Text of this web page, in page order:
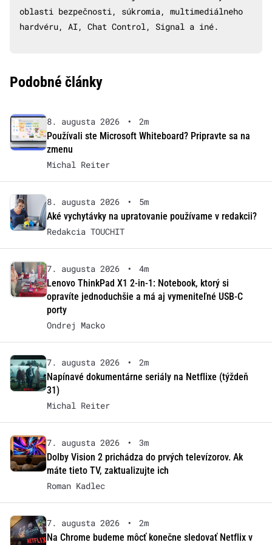
oblasti bezpečnosti, súkromia, multimediálneho
hardvéru, AI, Chat Control, Signal a iné.
Podobné články
8. augusta 2026 •
2m
Používali ste Microsoft Whiteboard? Pripravte sa na
zmenu
Michal Reiter
8. augusta 2026 •
5m
Aké vychytávky na upratovanie používame v redakcii?
Redakcia TOUCHIT
7. augusta 2026 •
4m
Lenovo ThinkPad X1 2-in-1: Notebook, ktorý si
opravíte jednoduchšie a má aj vymeniteľné USB-C
porty
Ondrej Macko
7. augusta 2026 •
2m
Napínavé dokumentárne seriály na Netflixe (týždeň
31)
Michal Reiter
7. augusta 2026 •
3m
Dolby Vision 2 prichádza do prvých televízorov. Ak
máte tieto TV, zaktualizujte ich
Roman Kadlec
7. augusta 2026 •
2m
Na Chrome budeme môcť konečne sledovať Netflix v